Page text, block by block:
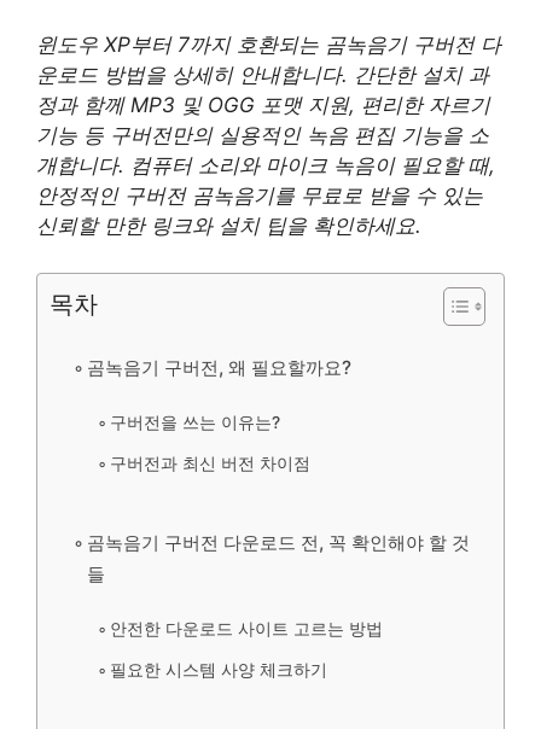
윈도우 XP부터 7까지 호환되는 곰녹음기 구버전 다
운로드 방법을 상세히 안내합니다. 간단한 설치 과
정과 함께 MP3 및 OGG 포맷 지원, 편리한 자르기
기능 등 구버전만의 실용적인 녹음 편집 기능을 소
개합니다. 컴퓨터 소리와 마이크 녹음이 필요할 때,
안정적인 구버전 곰녹음기를 무료로 받을 수 있는
신뢰할 만한 링크와 설치 팁을 확인하세요.
목차
곰녹음기 구버전, 왜 필요할까요?
구버전을 쓰는 이유는?
구버전과 최신 버전 차이점
곰녹음기 구버전 다운로드 전, 꼭 확인해야 할 것
들
안전한 다운로드 사이트 고르는 방법
필요한 시스템 사양 체크하기